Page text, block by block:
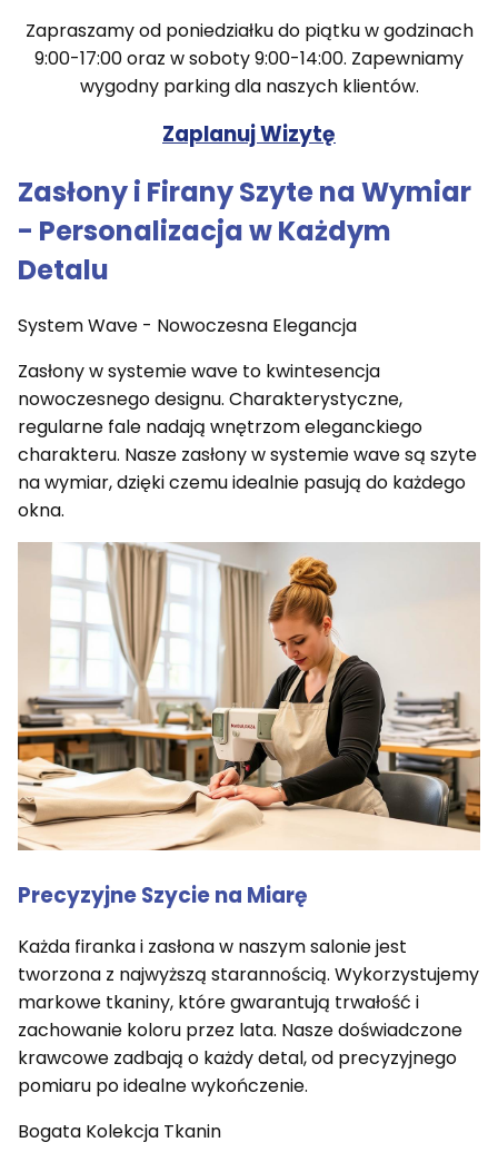
Zapraszamy od poniedziałku do piątku w godzinach
9:00-17:00 oraz w soboty 9:00-14:00. Zapewniamy
wygodny parking dla naszych klientów.
Zaplanuj Wizytę
Zasłony i Firany Szyte na Wymiar
- Personalizacja w Każdym
Detalu
System Wave - Nowoczesna Elegancja
Zasłony w systemie wave to kwintesencja
nowoczesnego designu. Charakterystyczne,
regularne fale nadają wnętrzom eleganckiego
charakteru. Nasze zasłony w systemie wave są szyte
na wymiar, dzięki czemu idealnie pasują do każdego
okna.
Precyzyjne Szycie na Miarę
Każda firanka i zasłona w naszym salonie jest
tworzona z najwyższą starannością. Wykorzystujemy
markowe tkaniny, które gwarantują trwałość i
zachowanie koloru przez lata. Nasze doświadczone
krawcowe zadbają o każdy detal, od precyzyjnego
pomiaru po idealne wykończenie.
Bogata Kolekcja Tkanin